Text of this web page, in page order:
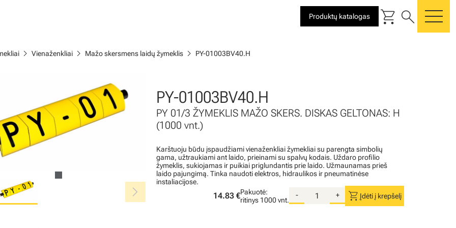
Produktų katalogas shopping_cart search
chevron_right Vienaženkliai chevron_right Mažo skersmens laidų žymeklis chevron_right PY-01003BV40.H
chevron_right
PY-01003BV40.H
PY 01/3 ŽYMEKLIS MAŽO SKERS. DISKAS GELTONAS: H
(1000 vnt.)
Karštuoju būdu įspaudžiami vienaženkliai žymekliai su parengta simbolių
gama, užtraukiami ant laido, prieinami su spalvų kodais. Uždaro profilio
žymeklis, sukiojamas ir puikiai priglundantis prie laido. Užmaunamas prieš
laido pajungimą. Tinka naudoti elektros, hidraulikos ir pneumatinėse
instaliacijose.
14.83 €Pakuotė:
ritinys 1000 vnt.
- + shopping_cart Įdėti į krepšelį